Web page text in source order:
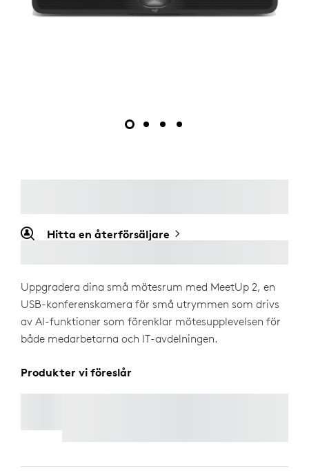
Hitta en återförsäljare
Uppgradera dina små mötesrum med MeetUp 2, en
USB-konferenskamera för små utrymmen som drivs
av AI-funktioner som förenklar mötesupplevelsen för
både medarbetarna och IT-avdelningen.
Produkter vi föreslår